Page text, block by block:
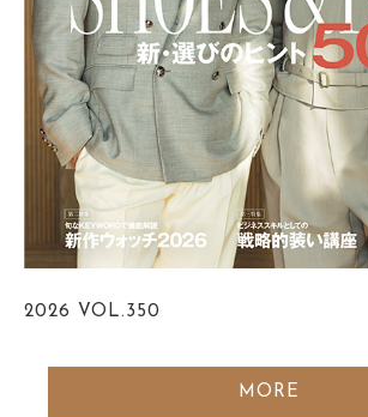
2026 VOL.350
MORE